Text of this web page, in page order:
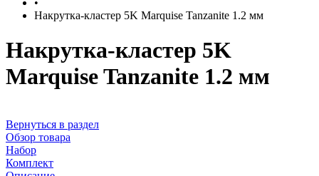
•
Накрутка-кластер 5K Marquise Tanzanite 1.2 мм
Накрутка-кластер 5K
Marquise Tanzanite 1.2 мм
Вернуться в раздел
Обзор товара
Набор
Комплект